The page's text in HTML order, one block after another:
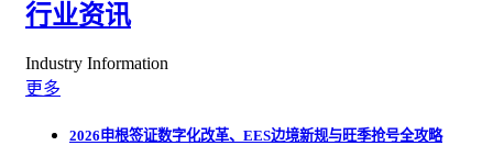
行业资讯
Industry Information
更多
2026申根签证数字化改革、EES边境新规与旺季抢号全攻略